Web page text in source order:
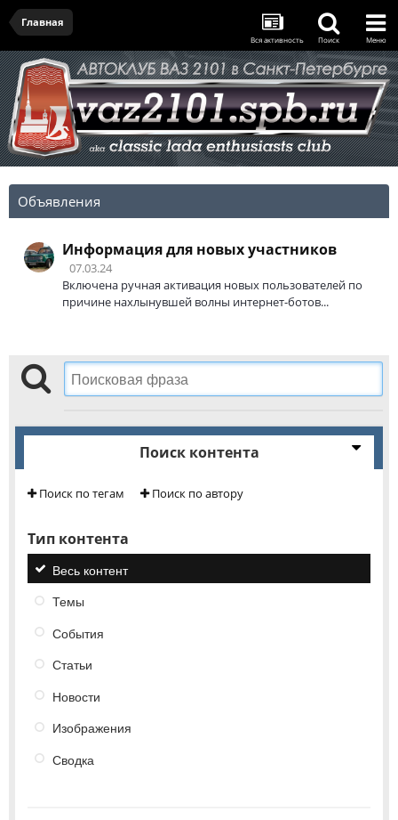
Главная
Вся активность Поиск Меню
Объявления
Информация для новых участников
07.03.24
Включена ручная активация новых пользователей по
причине нахлынувшей волны интернет-ботов...
Поиск контента
Поиск по тегам Поиск по автору
Тип контента
Весь контент
Темы
События
Статьи
Новости
Изображения
Сводка